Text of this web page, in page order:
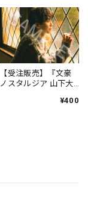
【受注販売】『文豪
ノスタルジア 山下大
である』アザーカッ
¥400